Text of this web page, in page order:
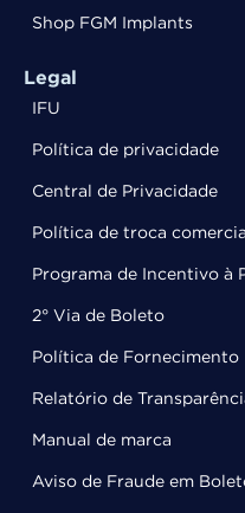
Shop FGM Implants
Legal
IFU
Política de privacidade
Central de Privacidade
Política de troca
Programa de Incentivo à
2° Via de Boleto
Política de Fornecimento
Relatório de
Manual de marca
Aviso de Fraude em